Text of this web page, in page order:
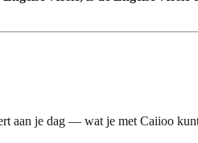
aan je dag — wat je met Caiioo